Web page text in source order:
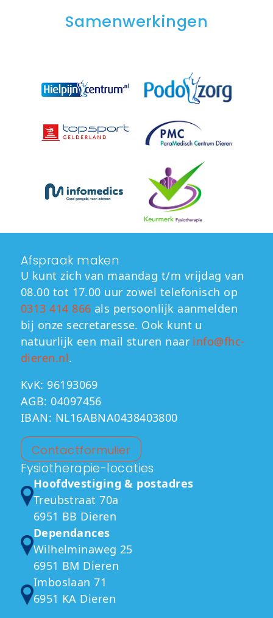
Samenwerkingen
Afspraak maken
U kunt zich van maandag t/m vrijdag van
08.00 tot 17.00 uur zowel telefonisch op
0313 414 866 als persoonlijk aanmelden
bij onze secretaresse. Ook kunt u
natuurlijk een mail sturen naar info@fhc-
dieren.nl.
KvK: 96193069
AGB: 04097456
IBAN: NL16ABNA0438403800
Contactformulier
Fysiotherapie-locaties
Hoofdvestiging & postadres
Treubstraat 70a
6951 BB Dieren
Dependances
Wilhelminaweg 25
6951 BM Dieren
Imboslaan 71
6951 KA Dieren